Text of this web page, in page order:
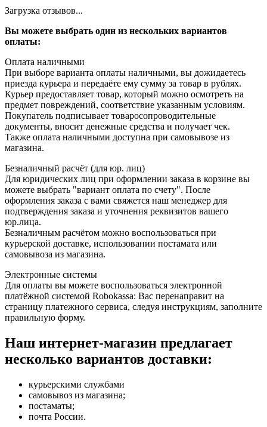
Загрузка отзывов...
Вы можете выбрать один из нескольких вариантов
оплаты:
Оплата наличными
При выборе варианта оплаты наличными, вы дожидаетесь
приезда курьера и передаёте ему сумму за товар в рублях.
Курьер предоставляет товар, который можно осмотреть на
предмет повреждений, соответствие указанным условиям.
Покупатель подписывает товаросопроводительные
документы, вносит денежные средства и получает чек.
Также оплата наличными доступна при самовывозе из
магазина.
Безналичный расчёт (для юр. лиц)
Для юридических лиц при оформлении заказа в корзине вы
можете выбрать "вариант оплата по счету". После
оформления заказа с вами свяжется наш менеджер для
подтверждения заказа и уточнения реквизитов вашего
юр.лица.
Безналичным расчётом можно воспользоваться при
курьерской доставке, использовании постамата или
самовывоза из магазина.
Электронные системы
Для оплаты вы можете воспользоваться электронной
платёжной системой Robokassa: Вас перенаправит на
страницу платежного сервиса, следуя инструкциям, заполните
правильную форму.
Наш интернет-магазин предлагает
несколько вариантов доставки:
курьерскими службами
самовывоз из магазина;
постаматы;
почта России.